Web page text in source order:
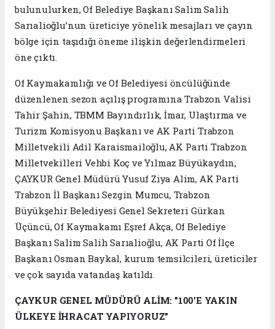
bulunulurken, Of Belediye Başkanı Salim Salih
Sarıalioğlu’nun üreticiye yönelik mesajları ve çayın
bölge için taşıdığı öneme ilişkin değerlendirmeleri
öne çıktı.
Of Kaymakamlığı ve Of Belediyesi öncülüğünde
düzenlenen sezon açılış programına Trabzon Valisi
Tahir Şahin, TBMM Bayındırlık, İmar, Ulaştırma ve
Turizm Komisyonu Başkanı ve AK Parti Trabzon
Milletvekili Adil Karaismailoğlu, AK Parti Trabzon
Milletvekilleri Vehbi Koç ve Yılmaz Büyükaydın,
ÇAYKUR Genel Müdürü Yusuf Ziya Alim, AK Parti
Trabzon İl Başkanı Sezgin Mumcu, Trabzon
Büyükşehir Belediyesi Genel Sekreteri Gürkan
Üçüncü, Of Kaymakamı Eşref Akça, Of Belediye
Başkanı Salim Salih Sarıalioğlu, AK Parti Of İlçe
Başkanı Osman Baykal, kurum temsilcileri, üreticiler
ve çok sayıda vatandaş katıldı.
ÇAYKUR GENEL MÜDÜRÜ ALİM: "100'E YAKIN
ÜLKEYE İHRACAT YAPIYORUZ"